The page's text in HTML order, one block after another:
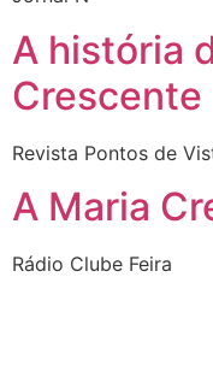
A história
Crescente
Revista Pontos de
A Maria
Rádio Clube Feira